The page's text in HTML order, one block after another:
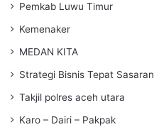
Pemkab Luwu Timur
Kemenaker
MEDAN KITA
Strategi Bisnis Tepat Sasaran
Takjil polres aceh utara
Karo – Dairi – Pakpak